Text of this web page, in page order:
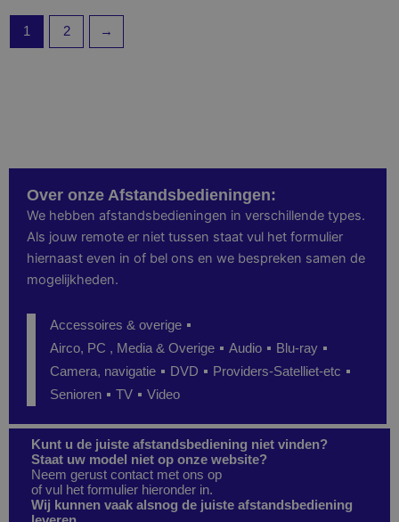
1 2 →
Over onze Afstandsbedieningen:
We hebben afstandsbedieningen in verschillende types.
Als jouw remote er niet tussen staat vul het formulier
hiernaast even in of bel ons en we bespreken samen de
mogelijkheden.
Accessoires & overige
Airco, PC , Media & Overige
Audio
Blu-ray
Camera, navigatie
DVD
Providers-Satelliet-etc
Senioren
TV Video
Kunt u de juiste afstandsbediening niet vinden?
Staat uw model niet op onze website?
Neem gerust contact met ons op
of vul het formulier hieronder in.
Wij kunnen vaak alsnog de juiste afstandsbediening